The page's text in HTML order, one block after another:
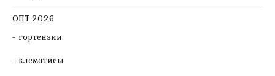
ОПТ 2026
гортензии
клематисы